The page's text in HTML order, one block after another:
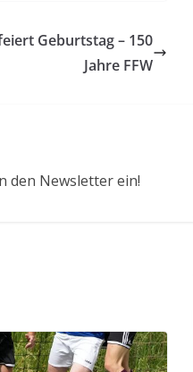
Geburtstag – 150
Jahre FFW
den Newsletter ein!